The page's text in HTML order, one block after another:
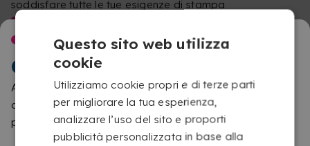
BENVENUTI IN
COPYKREA
Abbiamo rilevato che stai navigando da un posto
diverso da quello che corrisponde a questo sito web. Ti
preghiamo di confermare il sito che vuoi visitare.
soddisfare tutte le tue esigenze di stampa
Questo sito web utilizza
cookie
Utilizziamo cookie propri e di terze parti
per migliorare la tua esperienza,
analizzare l’uso del sito e proporti
pubblicità personalizzata in base alla